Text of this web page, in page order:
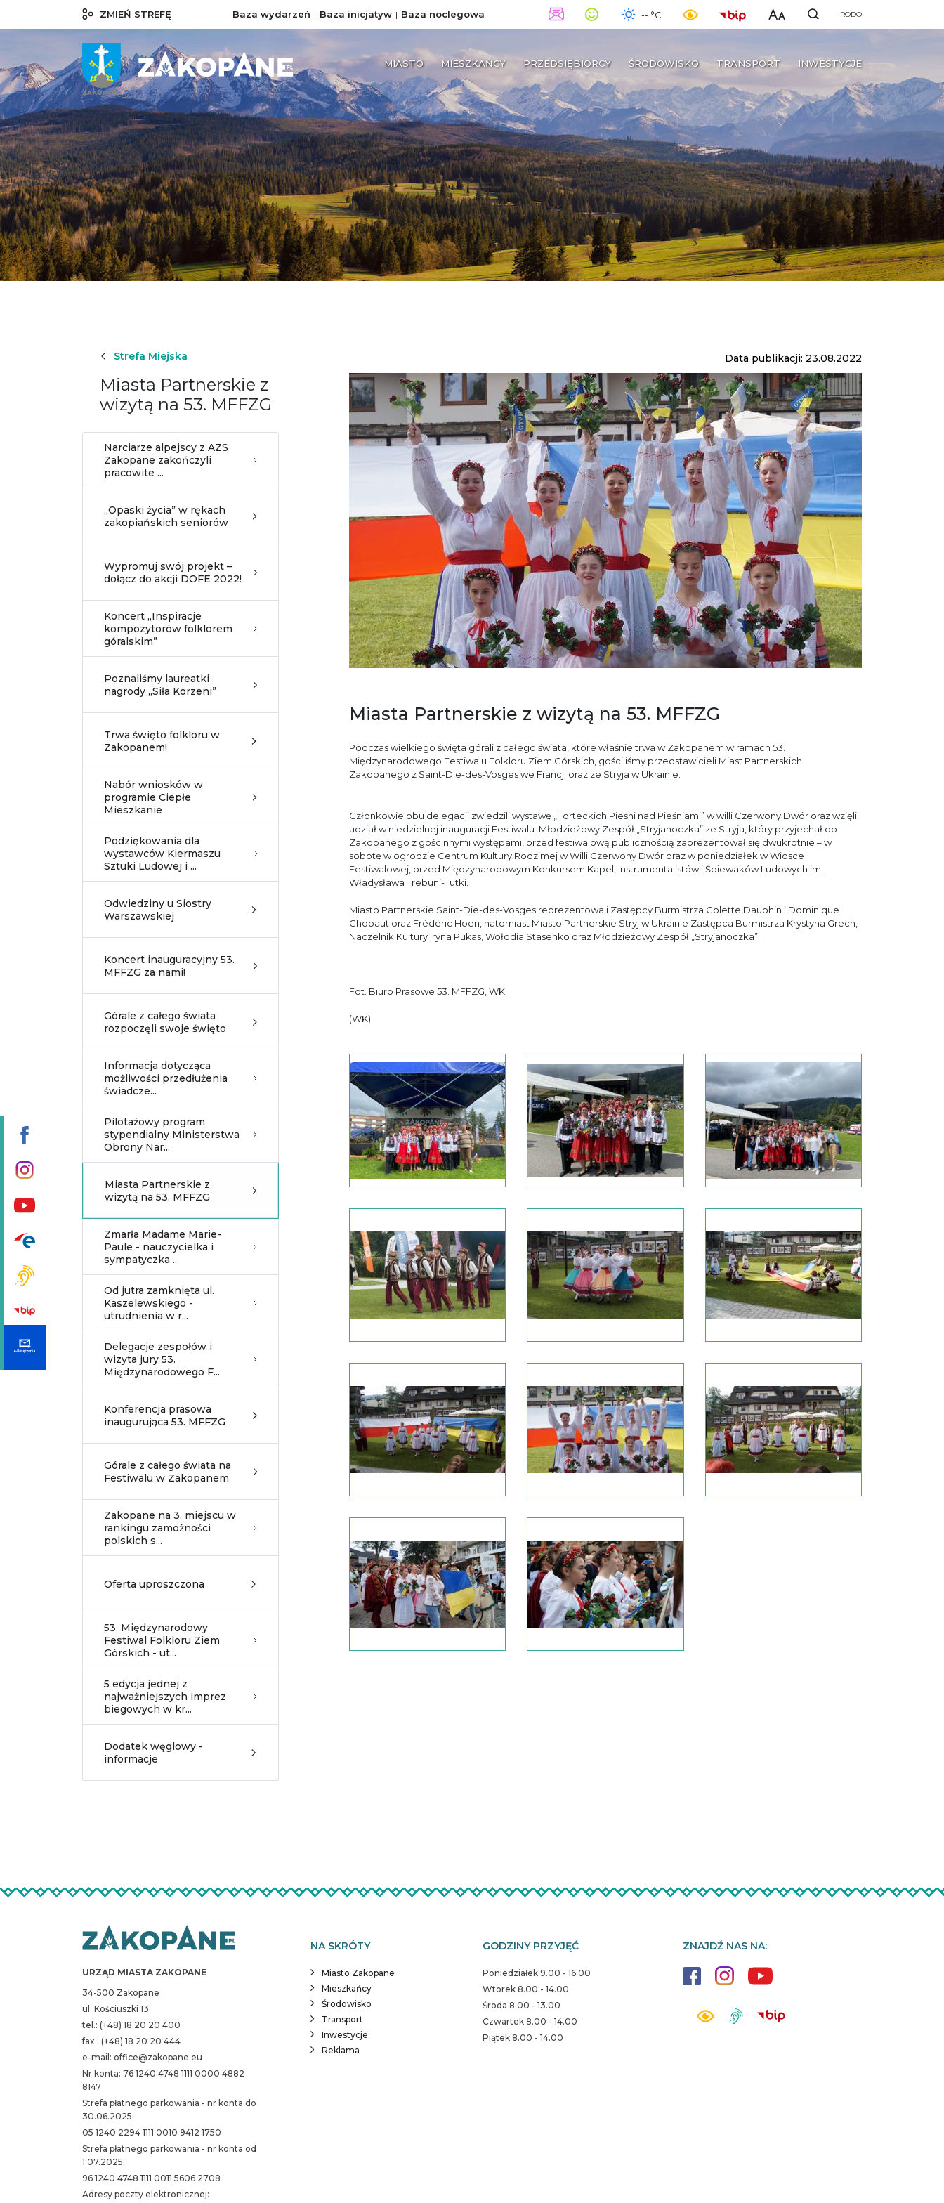
ZMIEŃ STREFĘ Baza wydarzeń Baza inicjatyw Baza noclegowa -- °C RODO
MIASTO MIESZKAŃCY PRZEDSIĘBIORCY ŚRODOWISKO TRANSPORT INWESTYCJE
Strefa Miejska
Miasta Partnerskie z
wizytą na 53. MFFZG
Narciarze alpejscy z AZS
Zakopane zakończyli
pracowite ...
„Opaski życia” w rękach
zakopiańskich seniorów
Wypromuj swój projekt –
dołącz do akcji DOFE 2022!
Koncert „Inspiracje
kompozytorów folklorem
góralskim”
Poznaliśmy laureatki
nagrody „Siła Korzeni”
Trwa święto folkloru w
Zakopanem!
Nabór wniosków w
programie Ciepłe
Mieszkanie
Podziękowania dla
wystawców Kiermaszu
Sztuki Ludowej i ...
Odwiedziny u Siostry
Warszawskiej
Koncert inauguracyjny 53.
MFFZG za nami!
Górale z całego świata
rozpoczęli swoje święto
Informacja dotycząca
możliwości przedłużenia
świadcze...
Pilotażowy program
stypendialny Ministerstwa
Obrony Nar...
Miasta Partnerskie z
wizytą na 53. MFFZG
Zmarła Madame Marie-
Paule - nauczycielka i
sympatyczka ...
Od jutra zamknięta ul.
Kaszelewskiego -
utrudnienia w r...
Delegacje zespołów i
wizyta jury 53.
Międzynarodowego F...
Konferencja prasowa
inaugurująca 53. MFFZG
Górale z całego świata na
Festiwalu w Zakopanem
Zakopane na 3. miejscu w
rankingu zamożności
polskich s...
Oferta uproszczona
53. Międzynarodowy
Festiwal Folkloru Ziem
Górskich - ut...
5 edycja jednej z
najważniejszych imprez
biegowych w kr...
Dodatek węglowy -
informacje
Data publikacji: 23.08.2022
Miasta Partnerskie z wizytą na 53. MFFZG
Podczas wielkiego święta górali z całego świata, które właśnie trwa w Zakopanem w ramach 53.
Międzynarodowego Festiwalu Folkloru Ziem Górskich, gościliśmy przedstawicieli Miast Partnerskich
Zakopanego z Saint-Die-des-Vosges we Francji oraz ze Stryja w Ukrainie.
Członkowie obu delegacji zwiedzili wystawę „Forteckich Pieśni nad Pieśniami” w willi Czerwony Dwór oraz wzięli
udział w niedzielnej inauguracji Festiwalu. Młodzieżowy Zespół „Stryjanoczka” ze Stryja, który przyjechał do
Zakopanego z gościnnymi występami, przed festiwalową publicznością zaprezentował się dwukrotnie – w
sobotę w ogrodzie Centrum Kultury Rodzimej w Willi Czerwony Dwór oraz w poniedziałek w Wiosce
Festiwalowej, przed Międzynarodowym Konkursem Kapel, Instrumentalistów i Śpiewaków Ludowych im.
Władysława Trebuni-Tutki.
Miasto Partnerskie Saint-Die-des-Vosges reprezentowali Zastępcy Burmistrza Colette Dauphin i Dominique
Chobaut oraz Frédéric Hoen, natomiast Miasto Partnerskie Stryj w Ukrainie Zastępca Burmistrza Krystyna Grech,
Naczelnik Kultury Iryna Pukas, Wołodia Stasenko oraz Młodzieżowy Zespół „Stryjanoczka”.
Fot. Biuro Prasowe 53. MFFZG, WK
(WK)
URZĄD MIASTA ZAKOPANE
34-500 Zakopane
ul. Kościuszki 13
tel.: (+48) 18 20 20 400
fax.: (+48) 18 20 20 444
e-mail: office@zakopane.eu
Nr konta: 76 1240 4748 1111 0000 4882
8147
Strefa płatnego parkowania - nr konta do
30.06.2025:
05 1240 2294 1111 0010 9412 1750
Strefa płatnego parkowania - nr konta od
1.07.2025:
96 1240 4748 1111 0011 5606 2708
Adresy poczty elektronicznej:
NA SKRÓTY
Miasto Zakopane
Mieszkańcy
Środowisko
Transport
Inwestycje
Reklama
GODZINY PRZYJĘĆ
Poniedziałek 9.00 - 16.00
Wtorek 8.00 - 14.00
Środa 8.00 - 13.00
Czwartek 8.00 - 14.00
Piątek 8.00 - 14.00
ZNAJDŹ NAS NA: